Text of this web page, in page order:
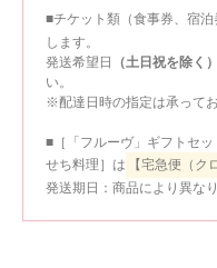
■チケット類（食事券、宿
します。
発送希望日 （土日祝を除く）
い。
※配達日時の指定は承ってお
■［「フルーヴ」ギフトセ
せち料理］は 【宅急便（ク
発送期日：商品により異なり